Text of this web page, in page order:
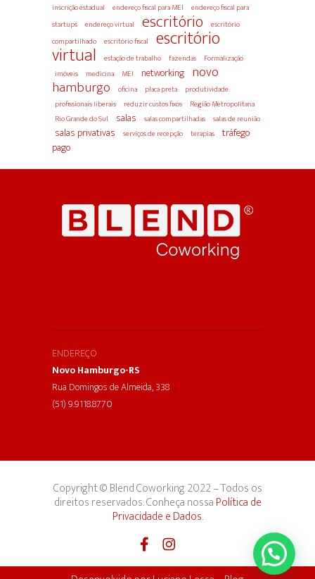
inscrição estadual
endereço fiscal para MEI
endereço fiscal para
startups
endereço virtual escritório
escritório
compartilhado
escritório fiscal escritório
virtual estação de trabalho fazendas
Formalização
imóveis
medicina MEI networking novo
hamburgo oficina placa preta
produtividade
profissionais liberais
reduzir custos fixos
Região Metropolitana
Rio Grande do Sul
salas salas compartilhadas salas de reunião
salas privativas serviços de recepção terapias
tráfego
pago
ENDEREÇO
Novo Hamburgo-RS
Rua Domingos de Almeida, 338
(51) 9.9118.8770
Copyright © Blend Coworking 2022 – Todos os
direitos reservados. Conheça nossaPolítica de
Privacidade e Dados.